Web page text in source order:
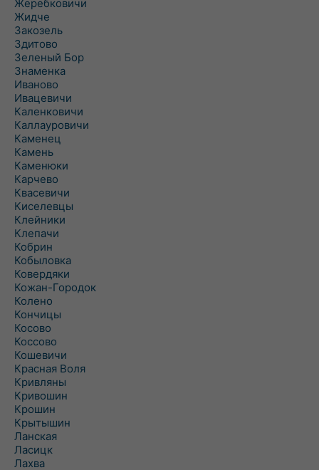
Жеребковичи
Жидче
Закозель
Здитово
Зеленый Бор
Знаменка
Иваново
Ивацевичи
Каленковичи
Каллауровичи
Каменец
Камень
Каменюки
Карчево
Квасевичи
Киселевцы
Клейники
Клепачи
Кобрин
Кобыловка
Ковердяки
Кожан-Городок
Колено
Кончицы
Косово
Коссово
Кошевичи
Красная Воля
Кривляны
Кривошин
Крошин
Крытышин
Ланская
Ласицк
Лахва